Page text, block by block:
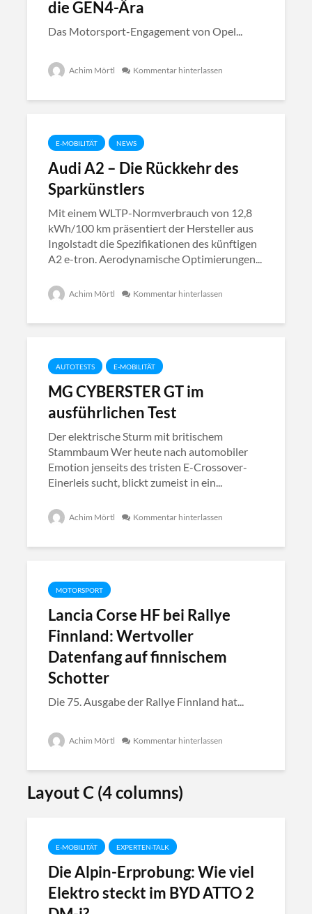
die GEN4-Ära
Das Motorsport-Engagement von Opel...
Achim Mörtl Kommentar hinterlassen
E-MOBILITÄT NEWS
Audi A2 – Die Rückkehr des
Sparkünstlers
Mit einem WLTP-Normverbrauch von 12,8
kWh/100 km präsentiert der Hersteller aus
Ingolstadt die Spezifikationen des künftigen
A2 e-tron. Aerodynamische Optimierungen...
Achim Mörtl Kommentar hinterlassen
AUTOTESTS E-MOBILITÄT
MG CYBERSTER GT im
ausführlichen Test
Der elektrische Sturm mit britischem
Stammbaum Wer heute nach automobiler
Emotion jenseits des tristen E-Crossover-
Einerleis sucht, blickt zumeist in ein...
Achim Mörtl Kommentar hinterlassen
MOTORSPORT
Lancia Corse HF bei Rallye
Finnland: Wertvoller
Datenfang auf finnischem
Schotter
Die 75. Ausgabe der Rallye Finnland hat...
Achim Mörtl Kommentar hinterlassen
Layout C (4 columns)
E-MOBILITÄT EXPERTEN-TALK
Die Alpin-Erprobung: Wie viel
Elektro steckt im BYD ATTO 2